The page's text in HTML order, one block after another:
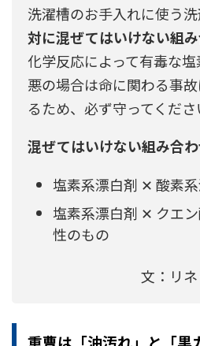
洗濯槽のお手入れに使う洗
対に混ぜてはいけない組
化学反応によって有毒な
悪の場合は命に関わる事
るため、必ず守ってくださ
混ぜてはいけない組み合
塩素系漂白剤 ✕ 酸素
塩素系漂白剤 ✕ クエ
性のもの
文：リ